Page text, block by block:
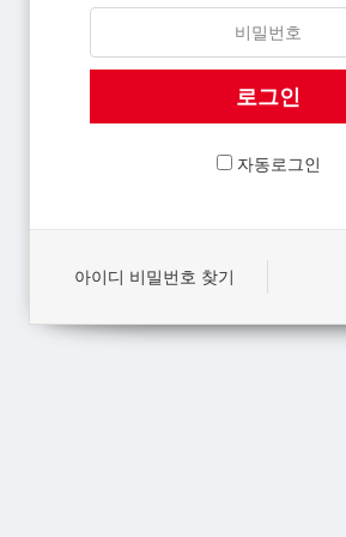
자동로그인
아이디 비밀번호 찾기